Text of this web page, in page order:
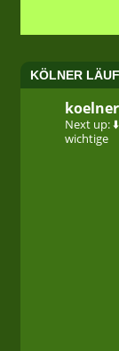
KÖLNER
Next up: ⬇️
wichtige